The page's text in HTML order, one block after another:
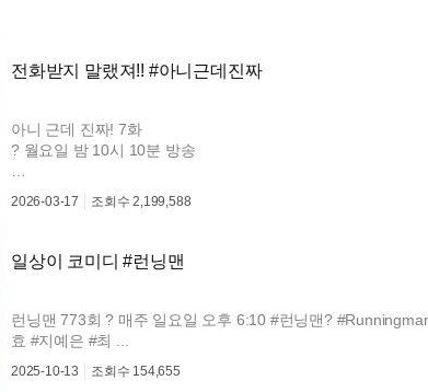
전화받지 말랬져!! #아니근데진짜
아니 근데 진짜! 7화
? 월요일 밤 10시 10분 방송
#아근진 #아니근데진짜 #탁재훈 #이상민 #이수지 #카이 #지예
2026-03-17 조회수2,199,588
일상이 코미디 #런닝맨
런닝맨 773회 ? 매주 일요일 오후 6:10 #런닝맨?
효 #지예은 #최 ...
2025-10-13 조회수 154,655